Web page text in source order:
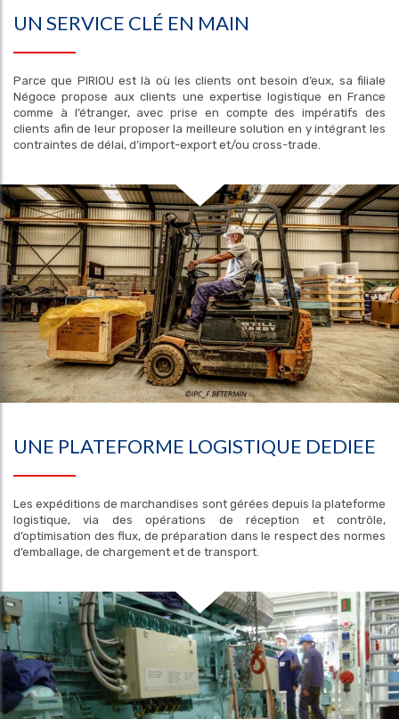
UN SERVICE CLÉ EN MAIN
Parce que PIRIOU est là où les clients ont besoin d’eux, sa filiale
Négoce propose aux clients une expertise logistique en France
comme à l’étranger, avec prise en compte des impératifs des
clients afin de leur proposer la meilleure solution en y intégrant les
contraintes de délai, d’import-export et/ou cross-trade.
UNE PLATEFORME LOGISTIQUE DEDIEE
Les expéditions de marchandises sont gérées depuis la plateforme
logistique, via des opérations de réception et contrôle,
d’optimisation des flux, de préparation dans le respect des normes
d’emballage, de chargement et de transport.